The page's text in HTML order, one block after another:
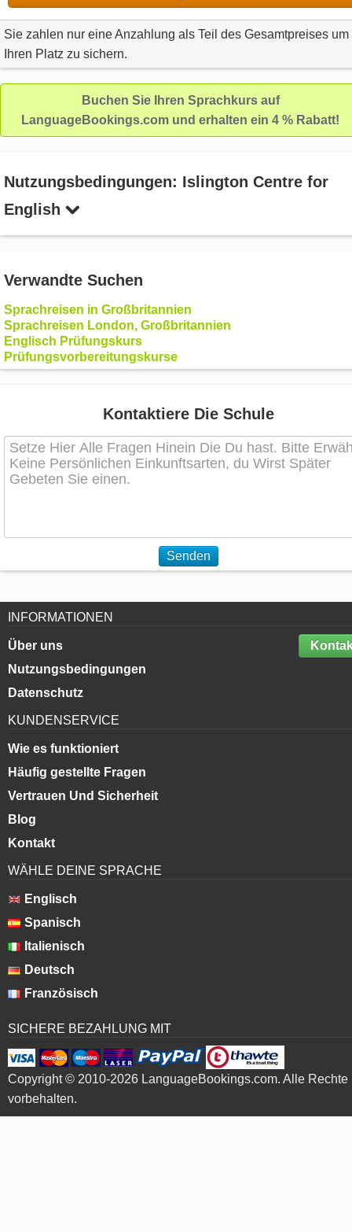
Sie zahlen nur eine Anzahlung als Teil des Gesamtpreises um
Ihren Platz zu sichern.
Buchen Sie Ihren Sprachkurs auf
LanguageBookings.com und erhalten ein 4 % Rabatt!
Nutzungsbedingungen: Islington Centre for
English
Verwandte Suchen
Sprachreisen in Großbritannien
Sprachreisen London, Großbritannien
Englisch Prüfungskurs
Prüfungsvorbereitungskurse
Kontaktiere Die Schule
Senden
INFORMATIONEN
Über uns
Nutzungsbedingungen
Datenschutz
KUNDENSERVICE
Wie es funktioniert
Häufig gestellte Fragen
Vertrauen Und Sicherheit
Blog
Kontakt
WÄHLE DEINE SPRACHE
Englisch
Spanisch
Italienisch
Deutsch
Französisch
SICHERE BEZAHLUNG MIT
Copyright © 2010-2026 LanguageBookings.com. Alle Rechte
vorbehalten.